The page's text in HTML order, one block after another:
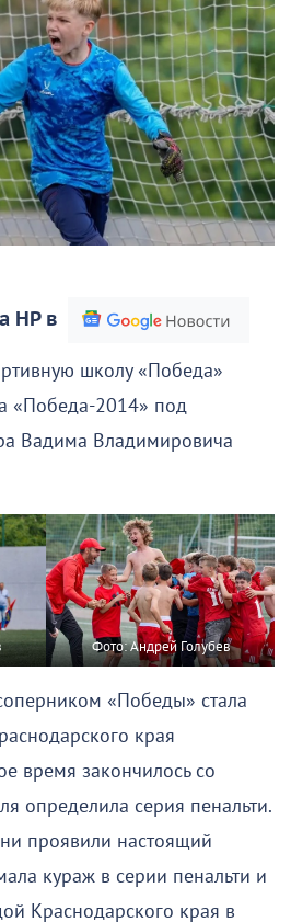
НР в
школу «Победа»
«Победа-2014» под
Вадима Владимировича
Фото: Андрей Голубев
«Победы» стала
края
время закончилось со
определила серия пенальти.
проявили настоящий
кураж в серии пенальти и
Краснодарского края в